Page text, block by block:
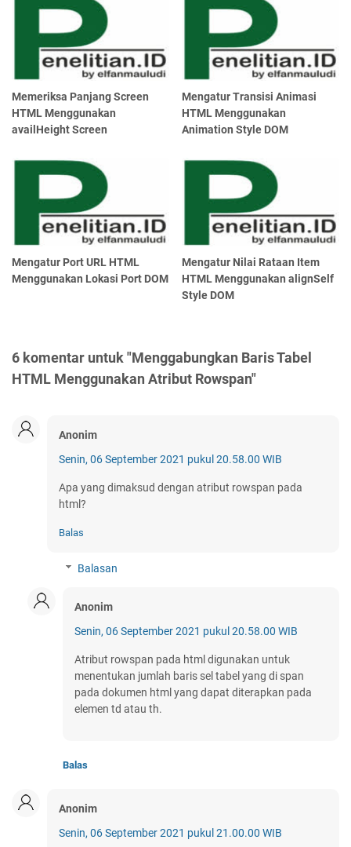
Memeriksa Panjang Screen
HTML Menggunakan
availHeight Screen
Mengatur Transisi Animasi
HTML Menggunakan
Animation Style DOM
Mengatur Port URL HTML
Menggunakan Lokasi Port DOM
Mengatur Nilai Rataan Item
HTML Menggunakan alignSelf
Style DOM
6 komentar untuk "Menggabungkan Baris Tabel
HTML Menggunakan Atribut Rowspan"
Anonim
Senin, 06 September 2021 pukul 20.58.00 WIB
Apa yang dimaksud dengan atribut rowspan pada
html?
Balas
Balasan
Anonim
Senin, 06 September 2021 pukul 20.58.00 WIB
Atribut rowspan pada html digunakan untuk
menentukan jumlah baris sel tabel yang di span
pada dokumen html yang dapat diterapkan pada
elemen td atau th.
Balas
Anonim
Senin, 06 September 2021 pukul 21.00.00 WIB